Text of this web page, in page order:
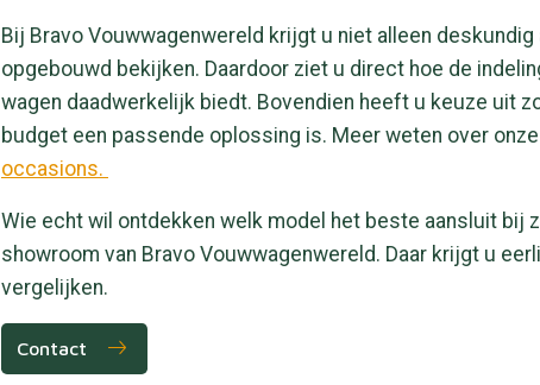
Bij Bravo Vouwwagenwereld krijgt u niet alleen
opgebouwd bekijken. Daardoor ziet u direct hoe de
wagen daadwerkelijk biedt. Bovendien heeft u keuze uit
budget een passende oplossing is. Meer weten over
occasions.
Wie echt wil ontdekken welk model het beste aansluit bij
showroom van Bravo Vouwwagenwereld. Daar krijgt u
vergelijken.
Contact